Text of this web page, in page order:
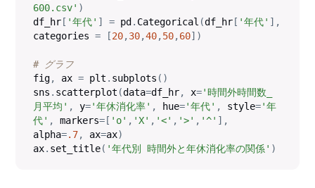
600.csv' )
df_hr [ '年代' ] = pd . Categorical (df_hr [ '年代' ] ,
categories = [20,30,40,50,60] )
# グラフ
fig, ax = plt . subplots ( )
sns . scatterplot (data=df_hr, x='時間外時間数_
月平均' , y='年休消化率' , hue='年代' , style='年
代' , markers= [ 'o' , 'X' , '<' , '>' , '^' ] ,
alpha=.7, ax=ax)
ax. set_title( '年代別 時間外と年休消化率の関係' )